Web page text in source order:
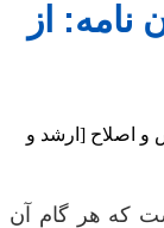
از
که هر گام آن